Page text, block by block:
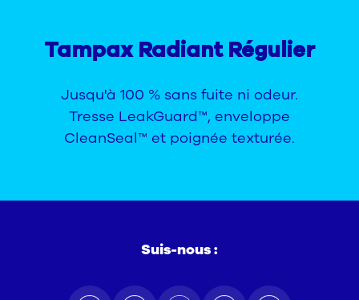
Tampax Radiant Régulier
Jusqu'à 100 % sans fuite ni odeur.
Tresse LeakGuard™, enveloppe
CleanSeal™ et poignée texturée.
Suis-nous :